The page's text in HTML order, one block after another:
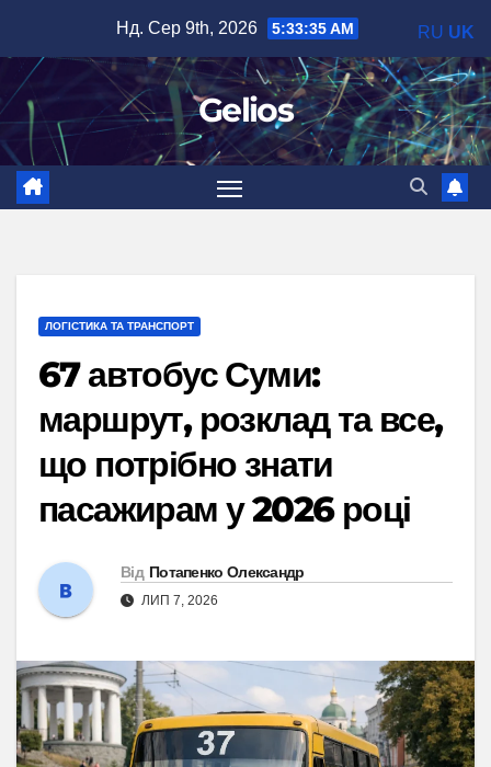
вмісту
Нд. Сер 9th, 2026 5:33:36 AM
Gelios
ЛОГІСТИКА ТА ТРАНСПОРТ
67 автобус Суми:
маршрут, розклад та все,
що потрібно знати
пасажирам у 2026 році
Від Потапенко Олександр
ЛИП 7, 2026
RU UK